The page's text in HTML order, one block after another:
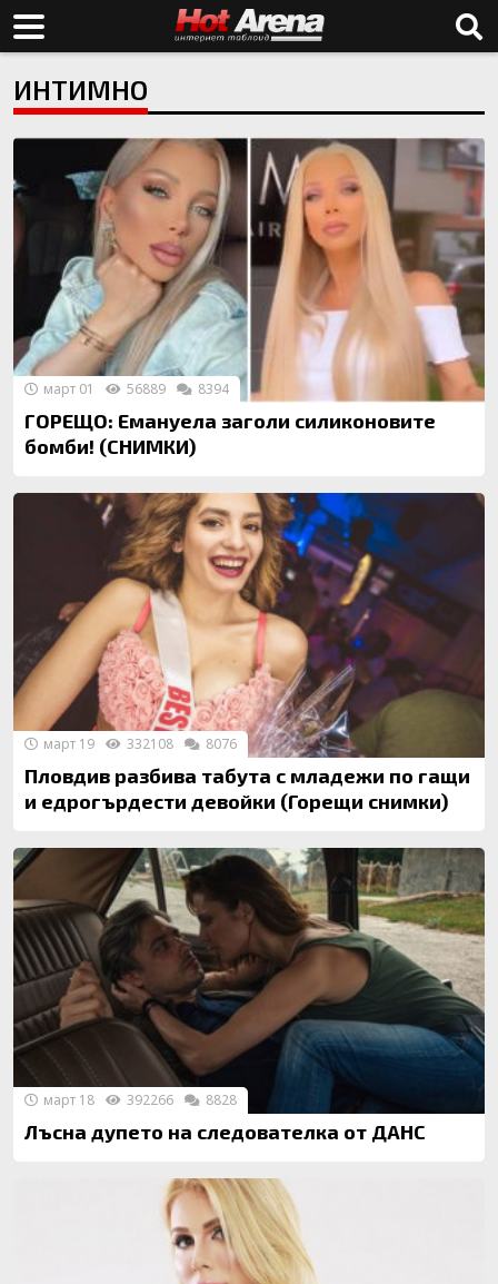
ИНТИМНО
ГОРЕЩО: Емануела заголи силиконовите
бомби! (СНИМКИ)
март 01 56889 8394
Пловдив разбива табута с младежи по гащи
и едрогърдести девойки (Горещи снимки)
март 19 332108 8076
Лъсна дупето на следователка от ДАНС
март 18 392266 8828